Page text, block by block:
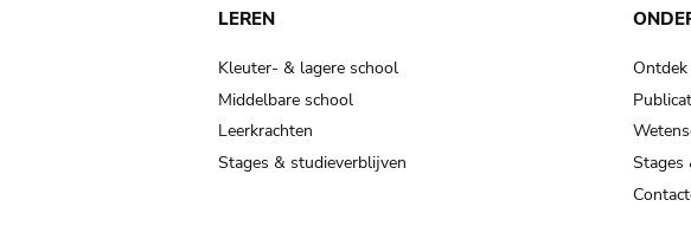
LEREN
Kleuter- & lagere school
Middelbare school
Leerkrachten
Stages & studieverblijven
Stages